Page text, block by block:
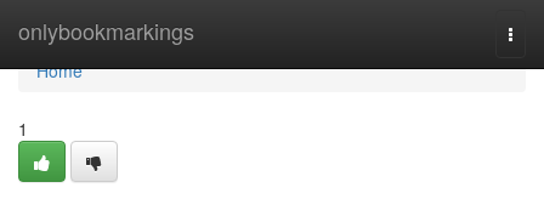
onlybookmarkings
Home
Home
1